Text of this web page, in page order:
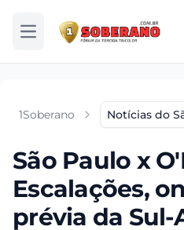
Abrir menu
1Soberano Notícias do
São Paulo x
Escalações,
prévia da